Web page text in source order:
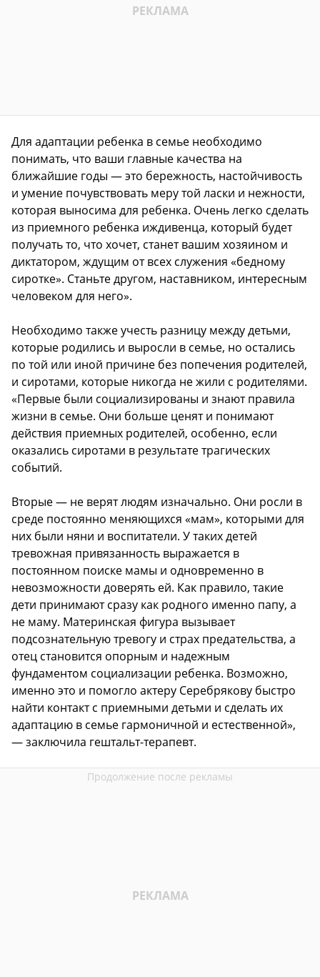
Для адаптации ребенка в семье необходимо
понимать, что ваши главные качества на
ближайшие годы — это бережность, настойчивость
и умение почувствовать меру той ласки и нежности,
которая выносима для ребенка. Очень легко сделать
из приемного ребенка иждивенца, который будет
получать то, что хочет, станет вашим хозяином и
диктатором, ждущим от всех служения «бедному
сиротке». Станьте другом, наставником, интересным
человеком для него».
Необходимо также учесть разницу между детьми,
которые родились и выросли в семье, но остались
по той или иной причине без попечения родителей,
и сиротами, которые никогда не жили с родителями.
«Первые были социализированы и знают правила
жизни в семье. Они больше ценят и понимают
действия приемных родителей, особенно, если
оказались сиротами в результате трагических
событий.
Вторые — не верят людям изначально. Они росли в
среде постоянно меняющихся «мам», которыми для
них были няни и воспитатели. У таких детей
тревожная привязанность выражается в
постоянном поиске мамы и одновременно в
невозможности доверять ей. Как правило, такие
дети принимают сразу как родного именно папу, а
не маму. Материнская фигура вызывает
подсознательную тревогу и страх предательства, а
отец становится опорным и надежным
фундаментом социализации ребенка. Возможно,
именно это и помогло актеру Серебрякову быстро
найти контакт с приемными детьми и сделать их
адаптацию в семье гармоничной и естественной»,
— заключила гештальт-терапевт.